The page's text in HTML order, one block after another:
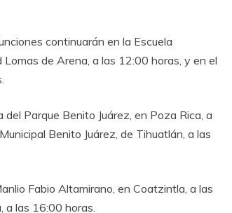
continuarán en la Escuela
de Arena, a las 12:00 horas, y en el
Parque Benito Juárez, en Poza Rica, a
Benito Juárez, de Tihuatlán, a las
Fabio Altamirano, en Coatzintla, a las
a las 16:00 horas.